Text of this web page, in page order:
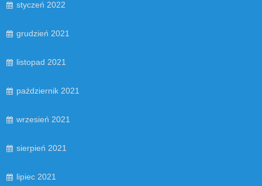
styczeń 2022
grudzień 2021
listopad 2021
październik 2021
wrzesień 2021
sierpień 2021
lipiec 2021